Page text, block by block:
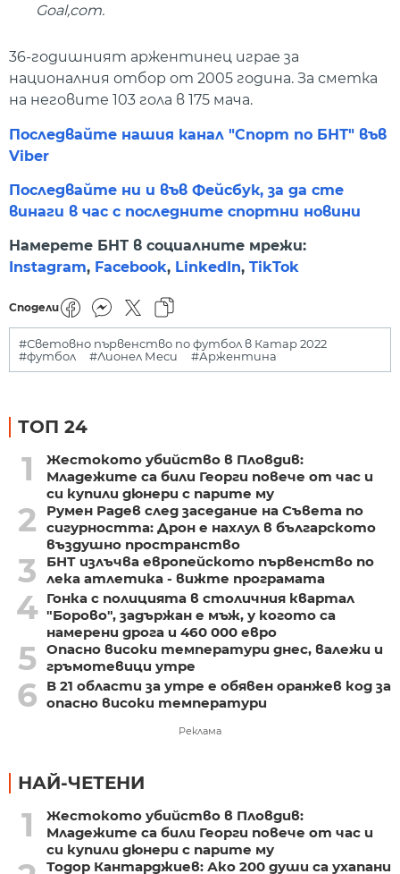
Goal,com.
36-годишният аржентинец играе за
националния отбор от 2005 година. За сметка
на неговите 103 гола в 175 мача.
Последвайте нашия канал "Спорт по БНТ" във
Viber
Последвайте ни и във Фейсбук, за да сте
винаги в час с последните спортни новини
Намерете БНТ в социалните мрежи:
Instagram, Facebook, LinkedIn, TikTok
Сподели
#Световно първенство по футбол в Катар 2022
#футбол
#Лионел Меси #Аржентина
ТОП 24
1
Жестокото убийство в Пловдив:
Младежите са били Георги повече от час и
си купили дюнери с парите му
2
Румен Радев след заседание на Съвета по
сигурността: Дрон е нахлул в българското
въздушно пространство
3
БНТ излъчва европейското първенство по
лека атлетика - вижте програмата
4 Гонка с полицията в столичния квартал
"Борово", задържан е мъж, у когото са
намерени дрога и 460 000 евро
5 Опасно високи температури днес, валежи и
гръмотевици утре
6
В 21 области за утре е обявен оранжев код за
опасно високи температури
Реклама
НАЙ-ЧЕТЕНИ
1
Жестокото убийство в Пловдив:
Младежите са били Георги повече от час и
си купили дюнери с парите му
Тодор Кантарджиев: Ако 200 души са ухапани